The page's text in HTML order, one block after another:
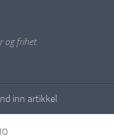
og frihet.
inn artikkel